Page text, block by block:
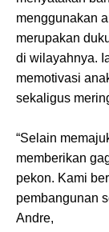
menggunakan
merupakan
di wilayahnya.
memotivasi
sekaligus
“Selain
memberikan
pekon. Kami
pembangunan
Andre,